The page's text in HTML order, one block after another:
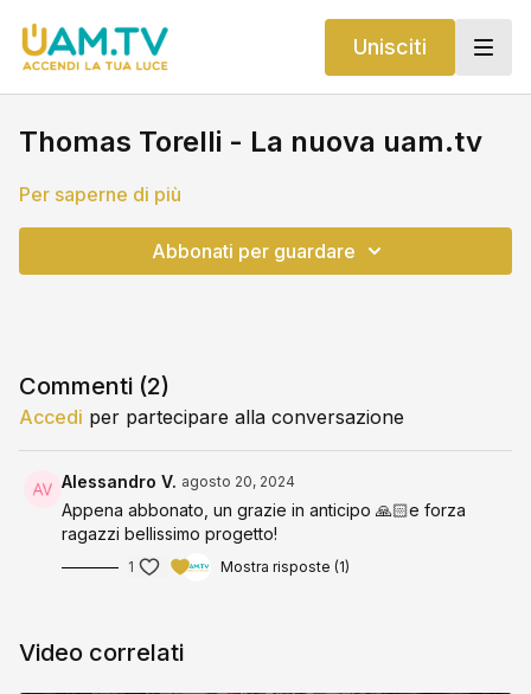
Unisciti
Thomas Torelli - La nuova uam.tv
Per saperne di più
Abbonati per guardare
Commenti (2)
Accedi per partecipare alla conversazione
Alessandro V. agosto 20, 2024
Appena abbonato, un grazie in anticipo 🙏🏻e forza
ragazzi bellissimo progetto!
1 Mostra risposte (1)
Video correlati